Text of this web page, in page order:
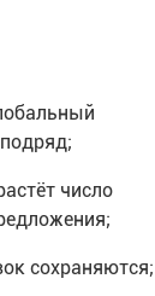
число
сохраняются;